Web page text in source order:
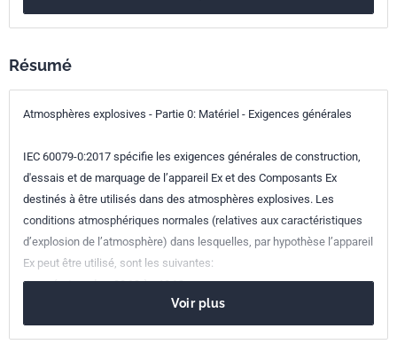
Référence
Codes ICS
Résumé
Atmosphères explosives - Partie 0: Matériel - Exigences générales
IEC 60079-0:2017 spécifie les exigences générales de construction,
d'essais et de marquage de l’appareil Ex et des Composants Ex
destinés à être utilisés dans des atmosphères explosives. Les
conditions atmosphériques normales (relatives aux caractéristiques
d’explosion de l’atmosphère) dans lesquelles, par hypothèse l’appareil
Ex peut être utilisé, sont les suivantes:
-température de –20 °C à +60 °C;
-pression de 80 kPa (0,8 bar) à 110 kPa (1,1 bar); et
-air avec teneur normale en oxygène, typiquement 21 % v/v.
Voir plus